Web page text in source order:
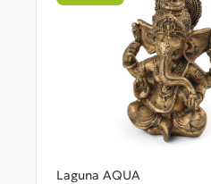
Laguna AQUA